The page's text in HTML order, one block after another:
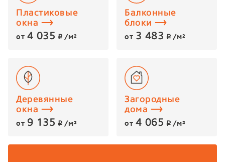
Пластиковые
окна
от 4 035 p /м²
Балконные
блоки
от 3 483 p /м²
Деревянные
окна
от 9 135 p /м²
Загородные
дома
от 4 065 p /м²